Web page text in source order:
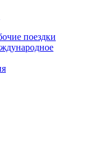
поездки